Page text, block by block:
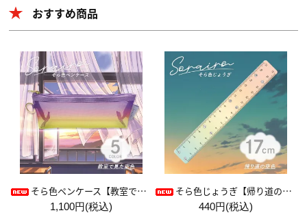
おすすめ商品
そら色ペンケース【教室で見た空色】
1,100円(税込)
そら色じょうぎ【帰り道の空色】
440円(税込)